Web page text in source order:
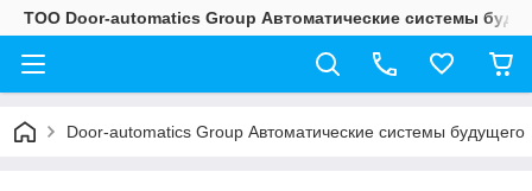
ТОО Door-automatics Group Автоматические системы
Door-automatics Group Автоматические системы будущего